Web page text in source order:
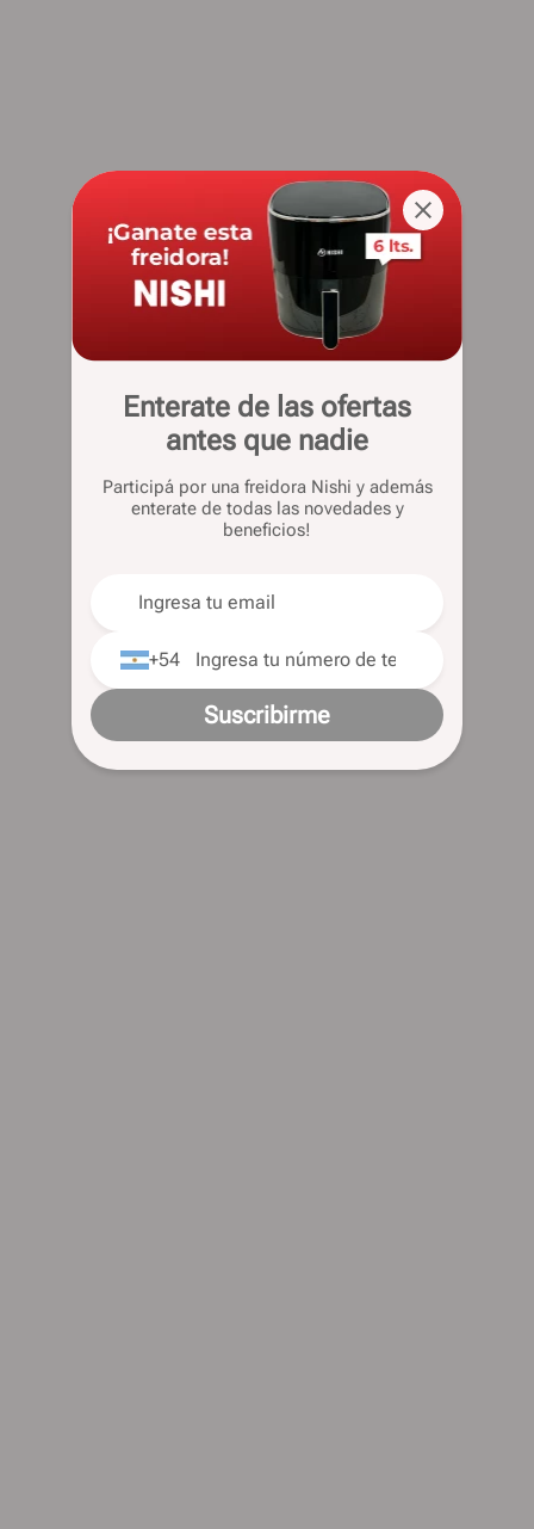
Enterate de las ofertas
antes que nadie
Participá por una freidora Nishi y además
enterate de todas las novedades y
beneficios!
+54
Suscribirme